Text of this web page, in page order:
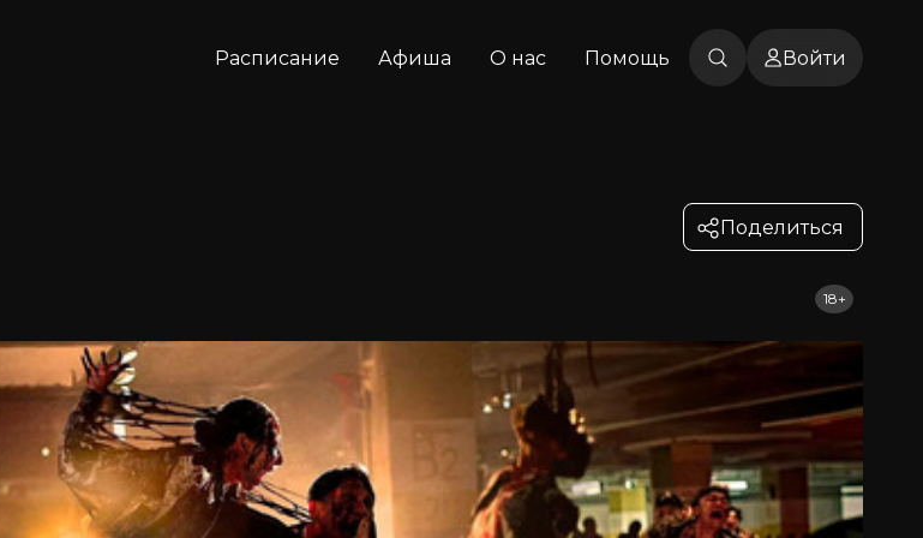
Расписание Афиша О нас Помощь Войти
Поделиться
18+